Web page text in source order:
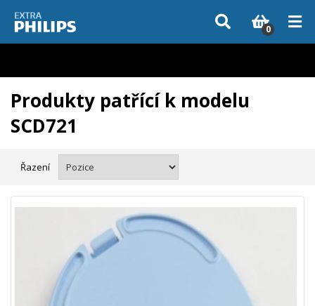
Vzhledem k aktuální situaci se může dodání dílů, které nejsou skladem,
zpozdit. Děkujeme za pochopení.
0
Produkty patřící k modelu
SCD721
Řazení